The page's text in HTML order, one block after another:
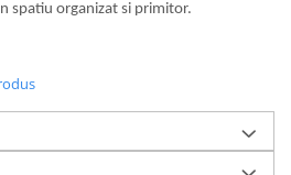
spatiu organizat si primitor.